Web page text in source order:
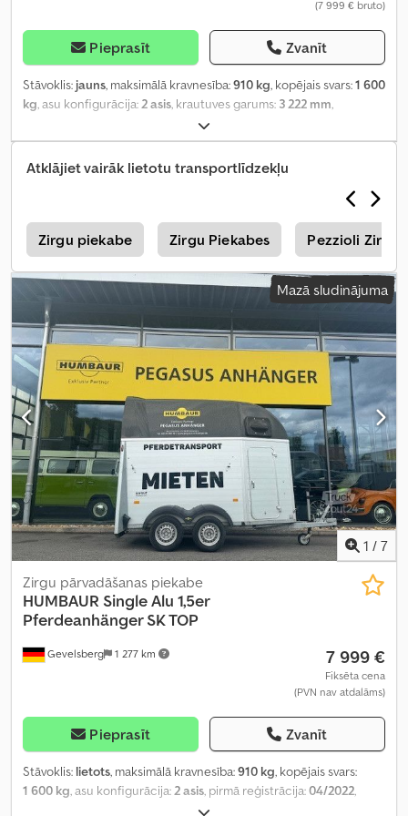
(7 999 € bruto)
Pieprasīt Zvanīt
Stāvoklis: jauns, maksimālā kravnesība:910 kg, kopējais svars:1 600
kg, asu konfigurācija:2 asis, krautuves garums: 3 222 mm,
1 302 mm
augstums:2 310 mm, kopējais platums:1 825 mm, kopējais
augstums:
2 886 mm , Ražošanas gads: 2025
Atklājiet vairāk lietotu transportlīdzekļu
Zirgu piekabe Zirgu Piekabes Pezzioli Zirgu
Mazā sludinājuma
1 / 7
Gevelsberg 1 277 km
Zirgu pārvadāšanas piekabe
HUMBAUR Single Alu 1,5er
Pferdeanhänger SK TOP
7 999 €
Fiksēta cena
(PVN nav atdalāms)
Pieprasīt Zvanīt
Stāvoklis: lietots, maksimālā kravnesība:910 kg, kopējais svars:
1 600 kg, asu konfigurācija:2 asis, pirmā reģistrācija:04/2022,
04/2026, krautuves garums: